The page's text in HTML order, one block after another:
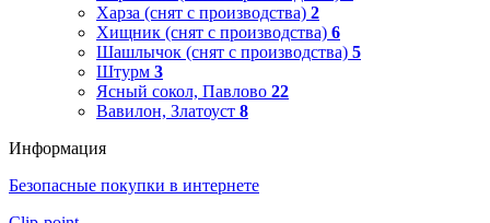
Харза (снят с производства) 2
Хищник (снят с производства) 6
Шашлычок (снят с производства) 5
Штурм 3
Ясный сокол, Павлово 22
Вавилон, Златоуст 8
Информация
Безопасные покупки в интернете